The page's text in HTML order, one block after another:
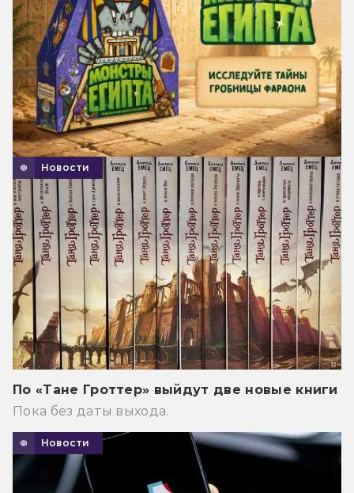
Новости
По «Тане Гроттер» выйдут две новые книги
Пока без даты выхода.
Новости